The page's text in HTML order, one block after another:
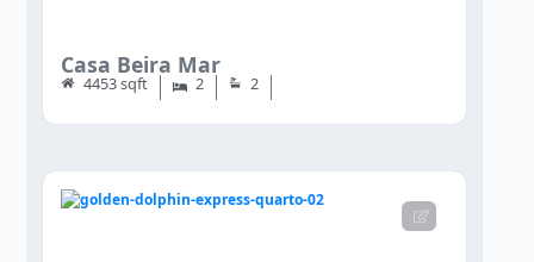
Casa Beira Mar
4453 sqft 2 2